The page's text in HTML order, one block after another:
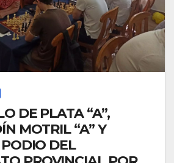
DE PLATA “A”,
MOTRIL “A” Y
DEL